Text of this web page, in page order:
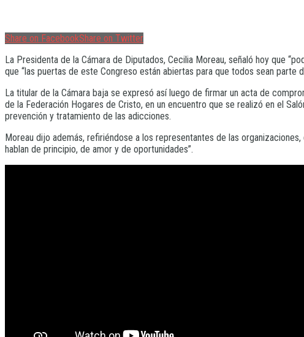
Share on FacebookShare on Twitter
La Presidenta de la Cámara de Diputados, Cecilia Moreau, señaló hoy que
que “las puertas de este Congreso están abiertas para que todos sean parte
La titular de la Cámara baja se expresó así luego de firmar un acta de
de la Federación Hogares de Cristo, en un encuentro que se realizó en el
prevención y tratamiento de las adicciones.
Moreau dijo además, refiriéndose a los representantes de las
hablan de principio, de amor y de oportunidades”.